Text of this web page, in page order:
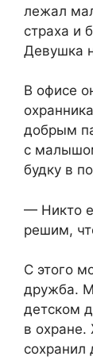
лежал
страха и
Девушка
В офисе
добрым
с
будку в
— Никто
решим,
С этого
дружба.
детском
в охране.
сохранил